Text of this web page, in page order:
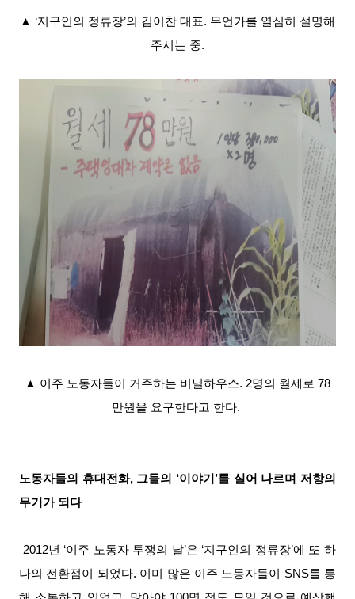
▲ ‘지구인의 정류장’의 김이찬 대표. 무언가를 열심히 설명해
주시는 중.
▲ 이주 노동자들이 거주하는 비닐하우스. 2명의 월세로 78
만원을 요구한다고 한다.
노동자들의 휴대전화, 그들의 ‘이야기’를 실어 나르며 저항의
무기가 되다
2012년 ‘이주 노동자 투쟁의 날’은 ‘지구인의 정류장’에 또 하
나의 전환점이 되었다. 이미 많은 이주 노동자들이 SNS를 통